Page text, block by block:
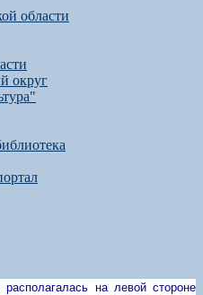
располагалась на левой стороне